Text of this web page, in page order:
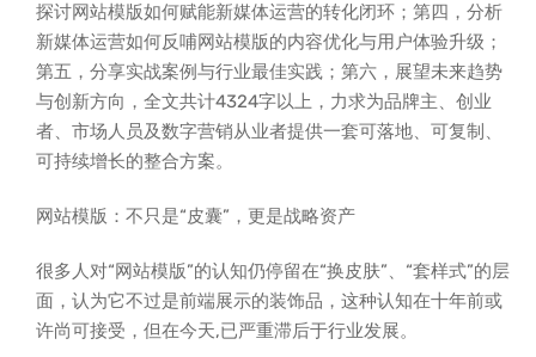
探讨网站模版如何赋能新媒体运营的转化闭环；第四，分析
新媒体运营如何反哺网站模版的内容优化与用户体验升级；
第五，分享实战案例与行业最佳实践；第六，展望未来趋势
与创新方向，全文共计4324字以上，力求为品牌主、创业
者、市场人员及数字营销从业者提供一套可落地、可复制、
可持续增长的整合方案。
网站模版：不只是“皮囊”，更是战略资产
很多人对“网站模版”的认知仍停留在“换皮肤”、“套样式”的层
面，认为它不过是前端展示的装饰品，这种认知在十年前或
许尚可接受，但在今天,已严重滞后于行业发展。